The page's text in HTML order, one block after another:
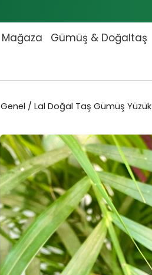
Mağaza Gümüş & Doğaltaş
Genel / Lal Doğal Taş Gümüş Yüzük